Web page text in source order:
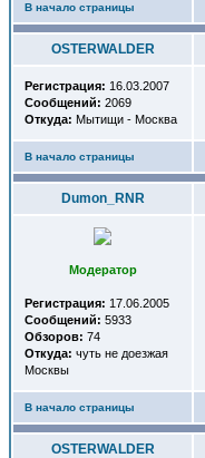
В начало страницы
OSTERWALDER
Регистрация: 16.03.2007
Сообщений: 2069
Откуда: Мытищи - Москва
В начало страницы
Dumon_RNR
Модератор
Регистрация: 17.06.2005
Сообщений: 5933
Обзоров: 74
Откуда: чуть не доезжая
Москвы
В начало страницы
OSTERWALDER